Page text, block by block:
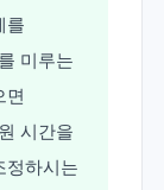
를
미루는
면
시간을
정하시는